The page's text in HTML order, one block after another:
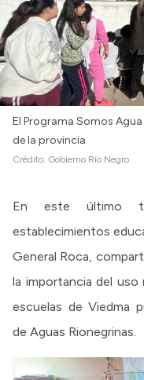
Login
El Programa Somos
de la provincia
Crédito: Gobierno Río Negro
En este último
establecimientos
General Roca,
la importancia del uso
escuelas de Viedma
de Aguas Rionegrinas.